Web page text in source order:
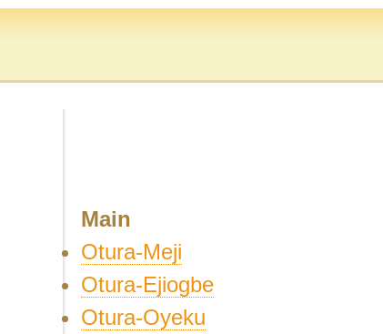
Main
Otura-Meji
Otura-Ejiogbe
Otura-Oyeku